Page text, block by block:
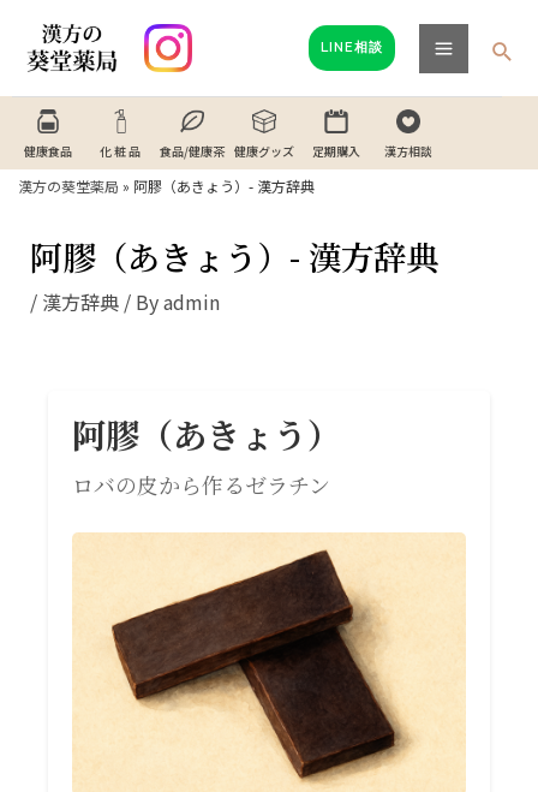
LINE相談
Main
Menu
検
健康食品 化 粧 品 食品/健康茶 健康グッズ 定期購入 漢方相談
漢方の葵堂薬局 » 阿膠（あきょう）- 漢方辞典
阿膠（あきょう）- 漢方辞典
/ 漢方辞典/ Byadmin
阿膠（あきょう）
ロバの皮から作るゼラチン
稿
ー
ョ